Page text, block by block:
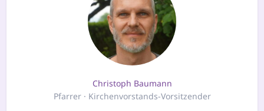
Christoph Baumann
Pfarrer
Kirchenvorstands-Vorsitzender